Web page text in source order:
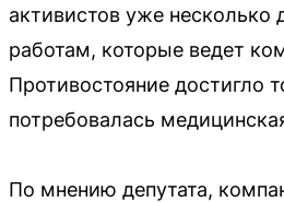
активистов уже несколько
работам, которые ведет
Противостояние достигло
потребовалась
По мнению депутата,